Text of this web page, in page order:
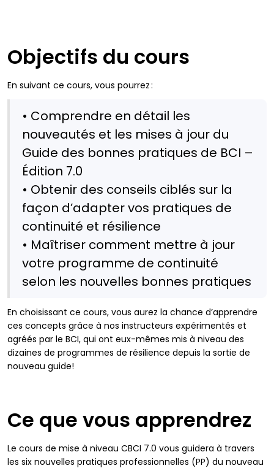
Objectifs du cours
En suivant ce cours, vous pourrez :
• Comprendre en détail les
nouveautés et les mises à jour du
Guide des bonnes pratiques de BCI –
Édition 7.0
• Obtenir des conseils ciblés sur la
façon d’adapter vos pratiques de
continuité et résilience
• Maîtriser comment mettre à jour
votre programme de continuité
selon les nouvelles bonnes pratiques
En choisissant ce cours, vous aurez la chance d’apprendre
ces concepts grâce à nos instructeurs expérimentés et
agréés par le BCI, qui ont eux-mêmes mis à niveau des
dizaines de programmes de résilience depuis la sortie de
nouveau guide!
Ce que vous apprendrez
Le cours de mise à niveau CBCI 7.0 vous guidera à travers
les six nouvelles pratiques professionnelles (PP) du nouveau